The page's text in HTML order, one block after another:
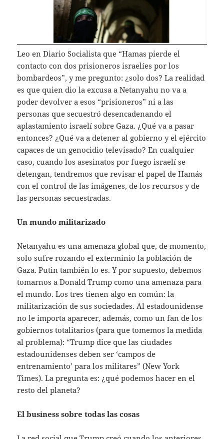
Leo en Diario Socialista que “Hamas pierde el
contacto con dos prisioneros israelíes por los
bombardeos”, y me pregunto: ¿solo dos? La realidad
es que quien dio la excusa a Netanyahu no va a
poder devolver a esos “prisioneros” ni a las
personas que secuestró desencadenando el
aplastamiento israelí sobre Gaza. ¿Qué va a pasar
entonces? ¿Qué va a detener al gobierno y el ejército
capaces de un genocidio televisado? En cualquier
caso, cuando los asesinatos por fuego israelí se
detengan, tendremos que revisar el papel de Hamás
con el control de las imágenes, de los recursos y de
las personas secuestradas.
Un mundo militarizado
Netanyahu es una amenaza global que, de momento,
solo sufre rozando el exterminio la población de
Gaza. Putin también lo es. Y por supuesto, debemos
tomarnos a Donald Trump como una amenaza para
el mundo. Los tres tienen algo en común: la
militarización de sus sociedades. Al estadounidense
no le importa aparecer, además, como un fan de los
gobiernos totalitarios (para que tomemos la medida
al problema): “Trump dice que las ciudades
estadounidenses deben ser ‘campos de
entrenamiento’ para los militares” (New York
Times). La pregunta es: ¿qué podemos hacer en el
resto del planeta?
El business sobre todas las cosas